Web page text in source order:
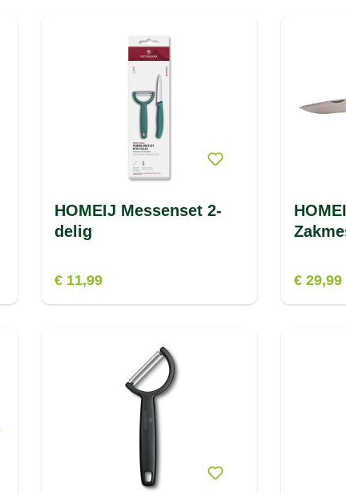
HOMEIJ Messenset 2-
delig
€ 11,99 € 29,99